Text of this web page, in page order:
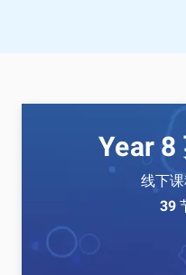
Year 8
线下
39